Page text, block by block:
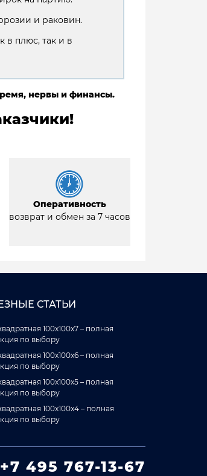
и раковин.
в плюс, так и в
нервы и финансы.
Оперативность
возврат и обмен за 7 часов
СТАТЬИ
100x100x7 – полная
по выбору
100x100x6 – полная
по выбору
100x100x5 – полная
по выбору
100x100x4 – полная
по выбору
+7 495 767-13-67